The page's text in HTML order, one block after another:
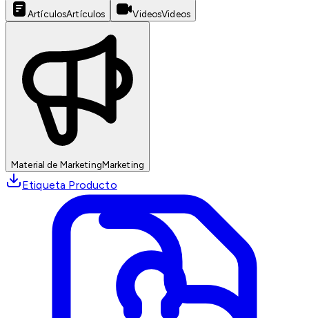
ArtículosArtículos VideosVideos
Material de MarketingMarketing
Etiqueta Producto